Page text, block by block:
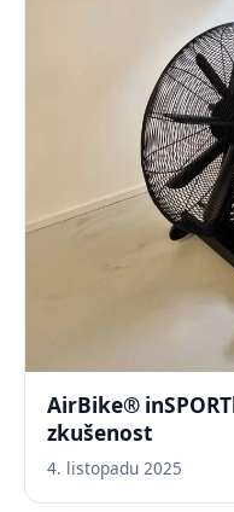
AirBike®
zkušenost
4. listopadu 2025